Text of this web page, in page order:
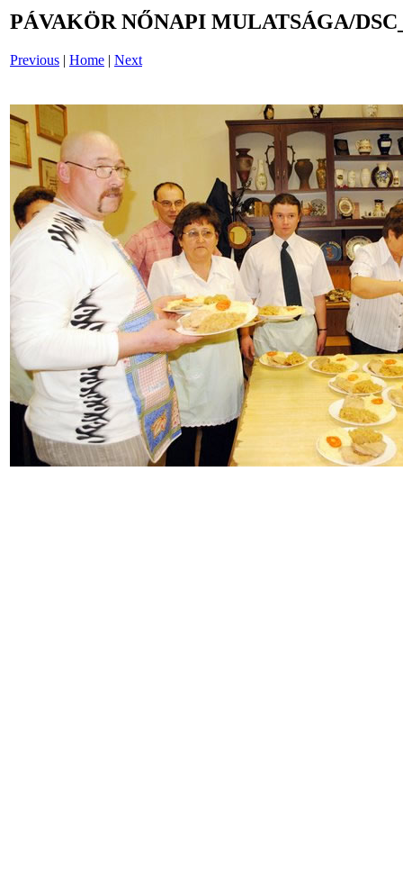
PÁVAKÖR NŐNAPI MULATSÁGA/
Previous | Home | Next